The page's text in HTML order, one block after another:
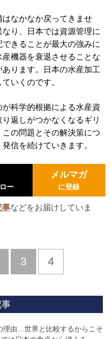
なかなか戻ってきませ
り、日本では資源管理に
きることが最大の強みに
機器を衰退させることな
ります。日本の水産加工
いくのです。
科学的根拠による水産資
返しがつかなくなるギリ
の問題とその解決策につ
信を続けていきます。
ー
メルマガ
に登録
事などをお届けしていま
3 4
理由…世界と比較するからこそ